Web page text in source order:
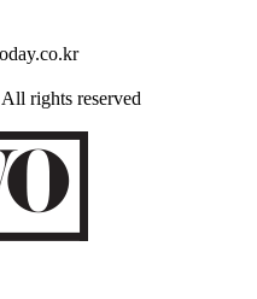
rights reserved